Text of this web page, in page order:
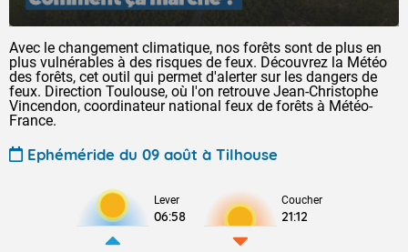
Avec le changement climatique, nos forêts sont de plus en
plus vulnérables à des risques de feux. Découvrez la Météo
des forêts, cet outil qui permet d'alerter sur les dangers de
feux. Direction Toulouse, où l'on retrouve Jean-Christophe
Vincendon, coordinateur national feux de forêts à Météo-
France.
Ephéméride du 09 août à Tilhouse
Lever
06:58
Coucher
21:12